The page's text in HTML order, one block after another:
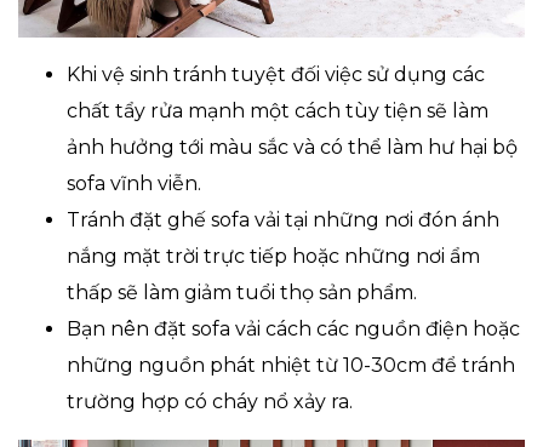
Khi vệ sinh tránh tuyệt đối việc sử dụng các
chất tẩy rửa mạnh một cách tùy tiện sẽ làm
ảnh hưởng tới màu sắc và có thể làm hư hại bộ
sofa vĩnh viễn.
Tránh đặt ghế sofa vải tại những nơi đón ánh
nắng mặt trời trực tiếp hoặc những nơi ẩm
thấp sẽ làm giảm tuổi thọ sản phẩm.
Bạn nên đặt sofa vải cách các nguồn điện hoặc
những nguồn phát nhiệt từ 10-30cm để tránh
trường hợp có cháy nổ xảy ra.